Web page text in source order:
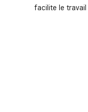
facilite le